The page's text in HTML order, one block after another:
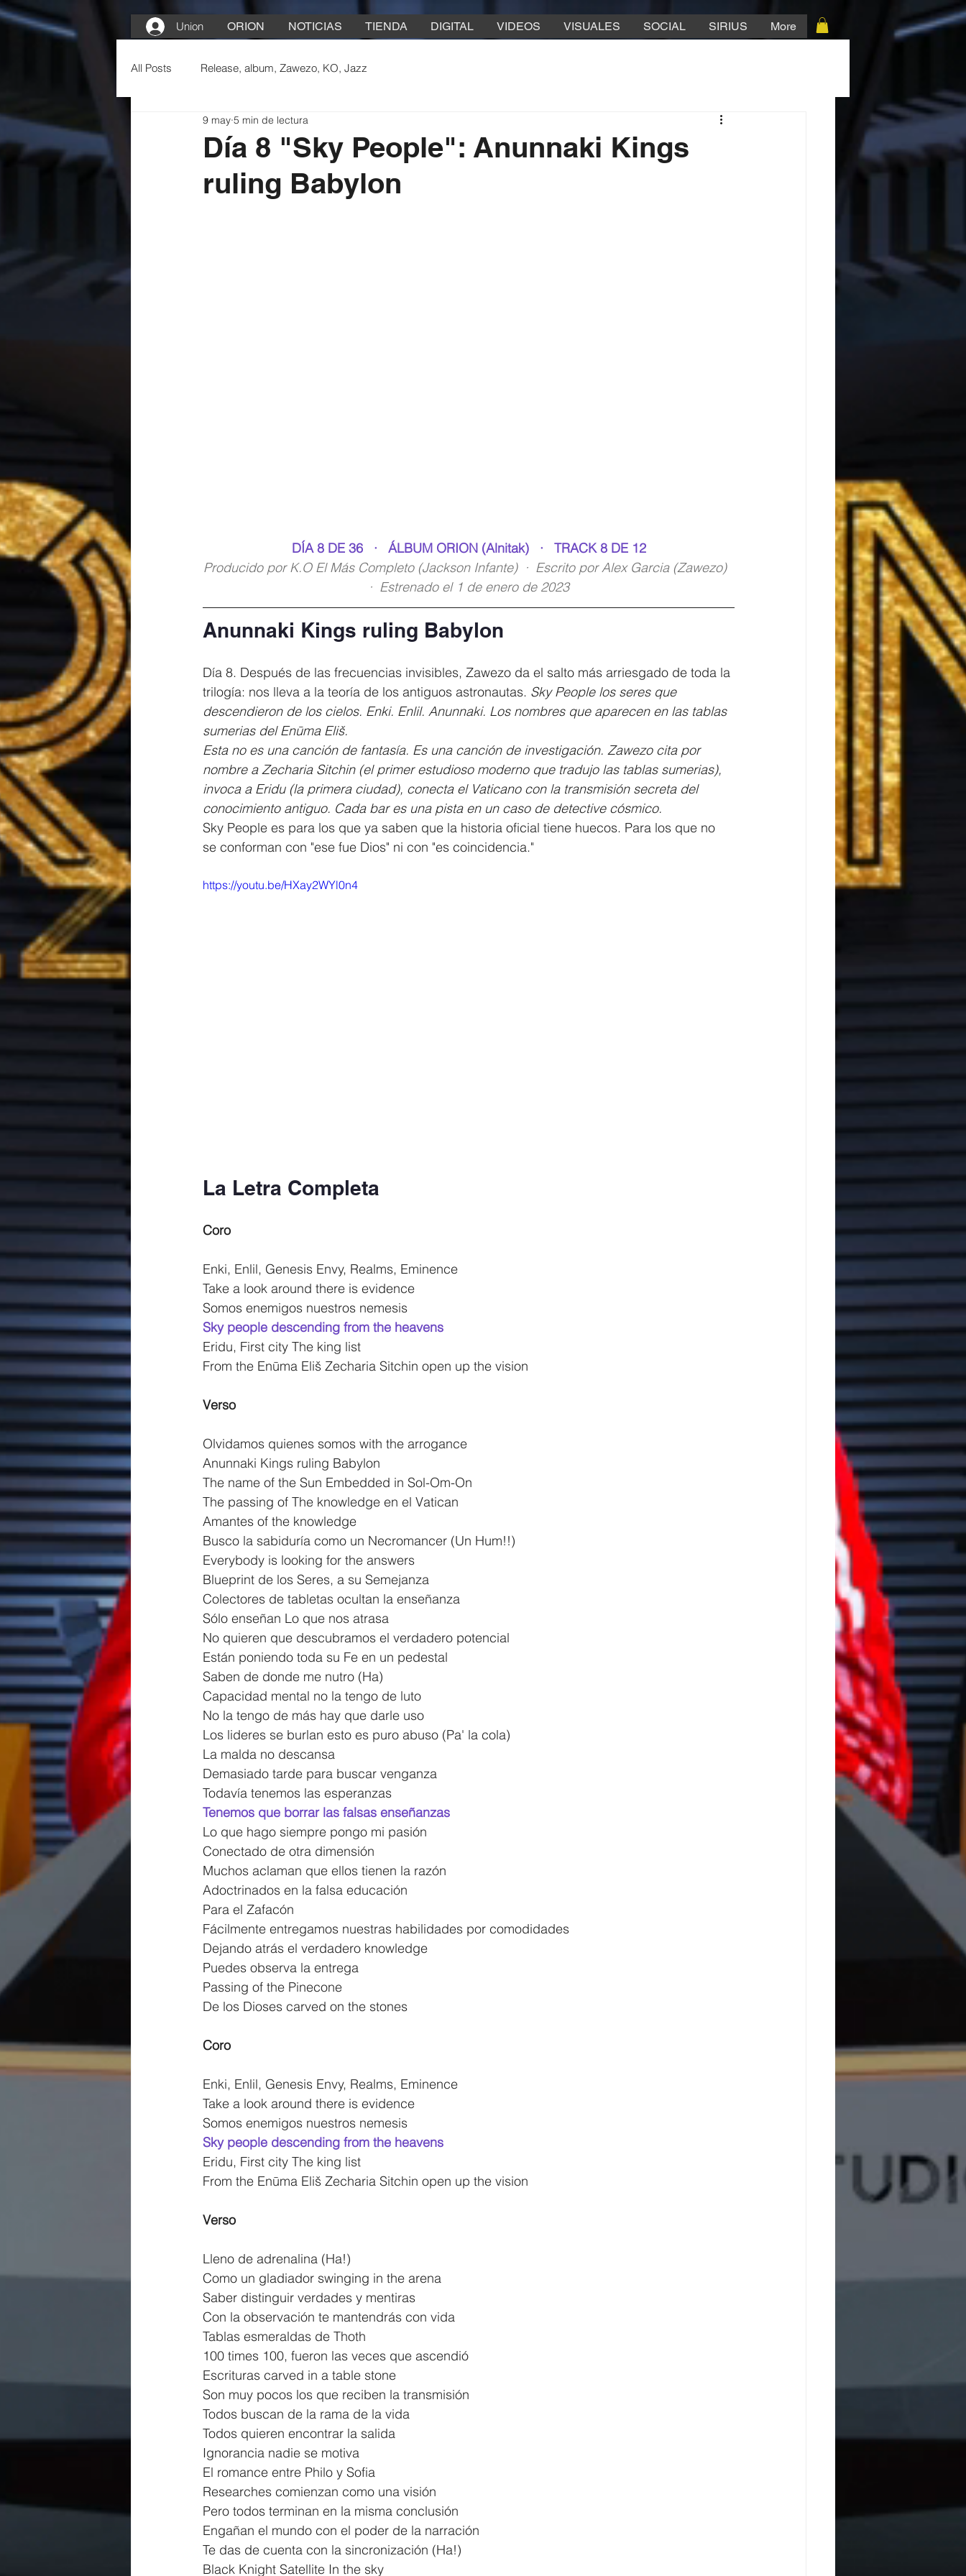
Union ORION NOTICIAS TIENDA DIGITAL VIDEOS VISUALES SOCIAL SIRIUS More
All Posts Release, album, Zawezo, KO, Jazz
Día 8 "Sky People": Anunnaki Kings
ruling Babylon
9 may 5 min de lectura
DÍA 8 DE 36   ·   ÁLBUM ORION (Alnitak)   ·   TRACK 8 DE 12
Producido por K.O El Más Completo (Jackson Infante)  ·  Escrito por Alex Garcia (Zawezo)
·  Estrenado el 1 de enero de 2023
Anunnaki Kings ruling Babylon
Día 8. Después de las frecuencias invisibles, Zawezo da el salto más arriesgado de toda la
trilogía: nos lleva a la teoría de los antiguos astronautas. Sky People los seres que
descendieron de los cielos. Enki. Enlil. Anunnaki. Los nombres que aparecen en las tablas
sumerias del Enūma Eliš.
Esta no es una canción de fantasía. Es una canción de investigación. Zawezo cita por
nombre a Zecharia Sitchin (el primer estudioso moderno que tradujo las tablas sumerias),
invoca a Eridu (la primera ciudad), conecta el Vaticano con la transmisión secreta del
conocimiento antiguo. Cada bar es una pista en un caso de detective cósmico.
Sky People es para los que ya saben que la historia oficial tiene huecos. Para los que no
se conforman con "ese fue Dios" ni con "es coincidencia."
https://youtu.be/HXay2WYl0n4
La Letra Completa
Coro
Enki, Enlil, Genesis Envy, Realms, Eminence
Take a look around there is evidence
Somos enemigos nuestros nemesis
Sky people descending from the heavens
Eridu, First city The king list
From the Enūma Eliš Zecharia Sitchin open up the vision
Verso
Olvidamos quienes somos with the arrogance
Anunnaki Kings ruling Babylon
The name of the Sun Embedded in Sol-Om-On
The passing of The knowledge en el Vatican
Amantes of the knowledge
Busco la sabiduría como un Necromancer (Un Hum!!)
Everybody is looking for the answers
Blueprint de los Seres, a su Semejanza
Colectores de tabletas ocultan la enseñanza
Sólo enseñan Lo que nos atrasa
No quieren que descubramos el verdadero potencial
Están poniendo toda su Fe en un pedestal
Saben de donde me nutro (Ha)
Capacidad mental no la tengo de luto
No la tengo de más hay que darle uso
Los lideres se burlan esto es puro abuso (Pa' la cola)
La malda no descansa
Demasiado tarde para buscar venganza
Todavía tenemos las esperanzas
Tenemos que borrar las falsas enseñanzas
Lo que hago siempre pongo mi pasión
Conectado de otra dimensión
Muchos aclaman que ellos tienen la razón
Adoctrinados en la falsa educación
Para el Zafacón
Fácilmente entregamos nuestras habilidades por comodidades
Dejando atrás el verdadero knowledge
Puedes observa la entrega
Passing of the Pinecone
De los Dioses carved on the stones
Coro
Enki, Enlil, Genesis Envy, Realms, Eminence
Take a look around there is evidence
Somos enemigos nuestros nemesis
Sky people descending from the heavens
Eridu, First city The king list
From the Enūma Eliš Zecharia Sitchin open up the vision
Verso
Lleno de adrenalina (Ha!)
Como un gladiador swinging in the arena
Saber distinguir verdades y mentiras
Con la observación te mantendrás con vida
Tablas esmeraldas de Thoth
100 times 100, fueron las veces que ascendió
Escrituras carved in a table stone
Son muy pocos los que reciben la transmisión
Todos buscan de la rama de la vida
Todos quieren encontrar la salida
Ignorancia nadie se motiva
El romance entre Philo y Sofia
Researches comienzan como una visión
Pero todos terminan en la misma conclusión
Engañan el mundo con el poder de la narración
Te das de cuenta con la sincronización (Ha!)
Black Knight Satellite In the sky